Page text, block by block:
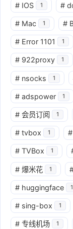
# IOS 1 #
# Mac 1 #
# Error 1101 1
# 922proxy 1
# nsocks 1
# adspower 1
# 会员订阅 1
# tvbox 1 #
# TVBox 1
# 爆米花 1
# huggingface 1
# sing-box 1
# 专线机场 1